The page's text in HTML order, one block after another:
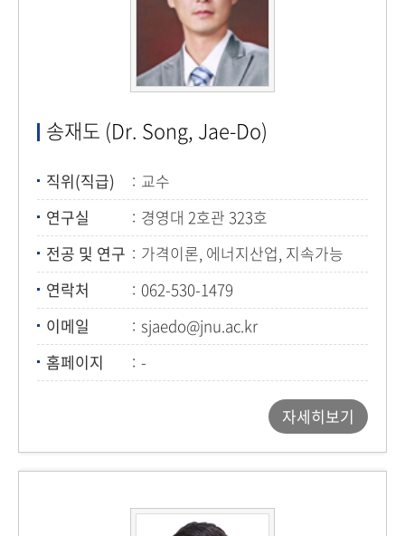
송재도 (Dr. Song, Jae-Do)
직위(직급)
교수
연구실
경영대 2호관 323호
전공 및 연구
가격이론, 에너지산업, 지속가능
마케팅
연락처
062-530-1479
이메일
sjaedo@jnu.ac.kr
홈페이지
-
자세히보기